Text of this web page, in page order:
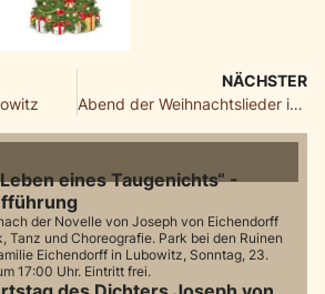
NÄCHSTER
Abend der Weihnachtslieder in Lubowitz
eines Taugenichts“ -
der Novelle von Joseph von Eichendorff
Tanz und Choreografie. Park bei den Ruinen
Eichendorff in Lubowitz, Sonntag, 23.
17:00 Uhr. Eintritt frei.